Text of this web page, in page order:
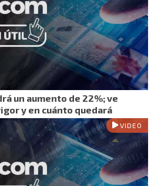
un aumento de 22%; ve
y en cuánto quedará
VIDEO